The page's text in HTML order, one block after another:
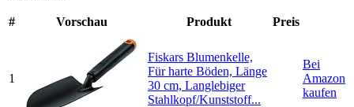
# Vorschau Produkt Preis
1
Fiskars Blumenkelle,
Für harte Böden, Länge
30 cm, Langlebiger
Stahlkopf/Kunststoff...
Bei
Amazon
kaufen